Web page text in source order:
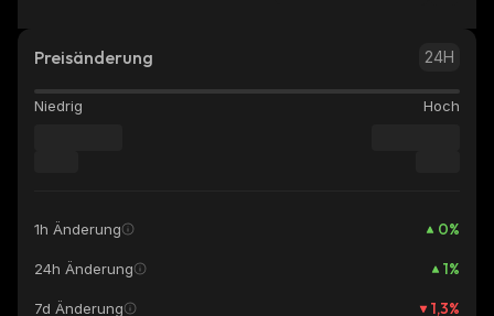
Preisänderung 24H
Niedrig Hoch
1h Änderung 0%
24h Änderung 1%
7d Änderung 1,3%